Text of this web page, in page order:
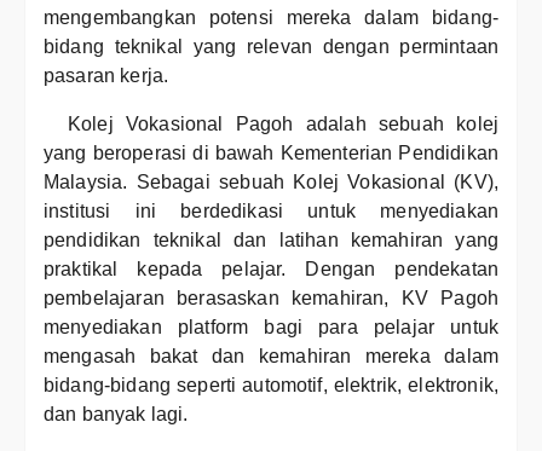
mengembangkan potensi mereka dalam bidang-
bidang teknikal yang relevan dengan permintaan
pasaran kerja.
Kolej Vokasional Pagoh adalah sebuah kolej
yang beroperasi di bawah Kementerian Pendidikan
Malaysia. Sebagai sebuah Kolej Vokasional (KV),
institusi ini berdedikasi untuk menyediakan
pendidikan teknikal dan latihan kemahiran yang
praktikal kepada pelajar. Dengan pendekatan
pembelajaran berasaskan kemahiran, KV Pagoh
menyediakan platform bagi para pelajar untuk
mengasah bakat dan kemahiran mereka dalam
bidang-bidang seperti automotif, elektrik, elektronik,
dan banyak lagi.